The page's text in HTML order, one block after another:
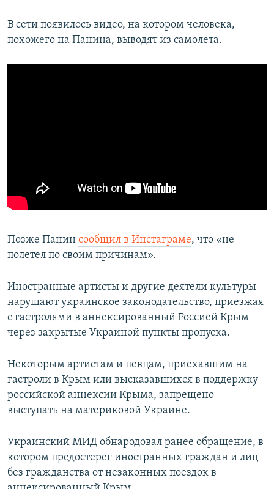
В сети появилось видео, на котором человека,
похожего на Панина, выводят из самолета.
Позже Панин сообщил в Инстаграме, что «не
полетел по своим причинам».
Иностранные артисты и другие деятели культуры
нарушают украинское законодательство, приезжая
с гастролями в аннексированный Россией Крым
через закрытые Украиной пункты пропуска.
Некоторым артистам и певцам, приехавшим на
гастроли в Крым или высказавшихся в поддержку
российской аннексии Крыма, запрещено
выступать на материковой Украине.
Украинский МИД обнародовал ранее обращение, в
котором предостерег иностранных граждан и лиц
без гражданства от незаконных поездок в